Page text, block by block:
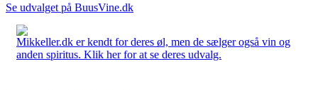
Se udvalget på BuusVine.dk
Mikkeller.dk er kendt for deres øl, men de sælger også vin og
anden spiritus. Klik her for at se deres udvalg.